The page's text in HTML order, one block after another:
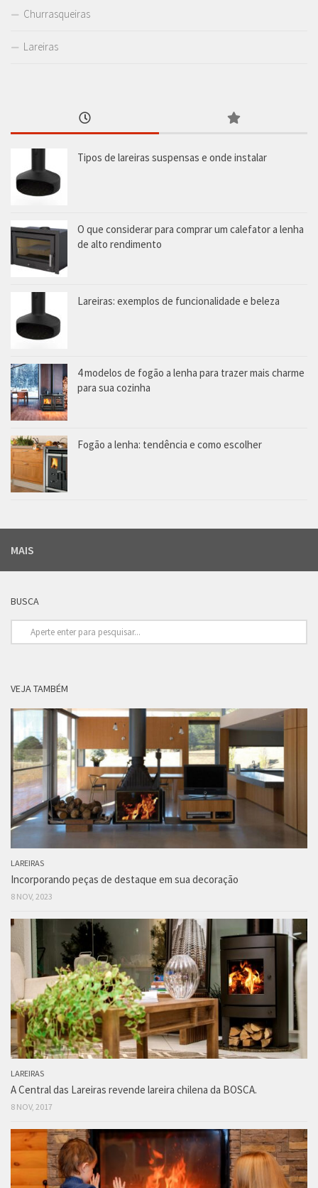
Churrasqueiras
Lareiras
Tipos de lareiras suspensas e onde instalar
O que considerar para comprar um calefator a lenha
de alto rendimento
Lareiras: exemplos de funcionalidade e beleza
4 modelos de fogão a lenha para trazer mais charme
para sua cozinha
Fogão a lenha: tendência e como escolher
MAIS
BUSCA
VEJA TAMBÉM
LAREIRAS
Incorporando peças de destaque em sua decoração
8 NOV, 2023
LAREIRAS
A Central das Lareiras revende lareira chilena da BOSCA.
8 NOV, 2017